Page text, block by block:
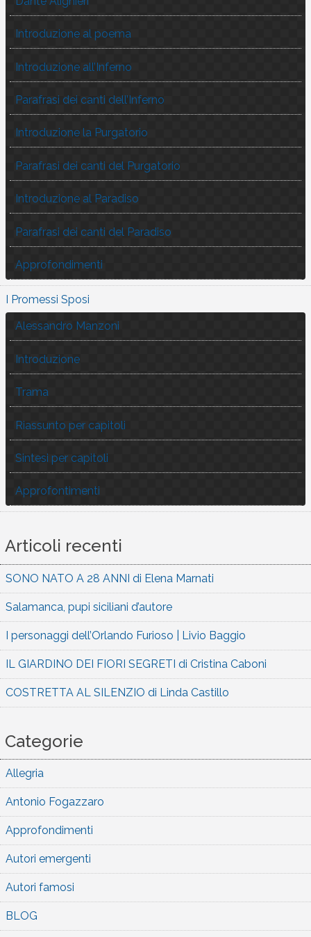
Introduzione al poema
Introduzione all’Inferno
Parafrasi dei canti dell’Inferno
Introduzione la Purgatorio
Parafrasi dei canti del Purgatorio
Introduzione al Paradiso
Parafrasi dei canti del Paradiso
Approfondimenti
I Promessi Sposi
Alessandro Manzoni
Introduzione
Trama
Riassunto per capitoli
Sintesi per capitoli
Approfontimenti
Articoli recenti
SONO NATO A 28 ANNI di Elena Marnati
Salamanca, pupi siciliani d’autore
I personaggi dell’Orlando Furioso | Livio Baggio
IL GIARDINO DEI FIORI SEGRETI di Cristina Caboni
COSTRETTA AL SILENZIO di Linda Castillo
Categorie
Allegria
Antonio Fogazzaro
Approfondimenti
Autori emergenti
Autori famosi
BLOG